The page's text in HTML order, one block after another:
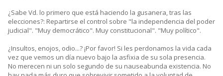
¿Sabe Vd. lo primero que está haciendo la gusanera, tras las
elecciones?: Repartirse el control sobre "la independencia del poder
judicial". "Muy democrático". Muy constitucional". "Muy político".
¿Insultos, enojos, odio...? ¡Por favor! Si les perdonamos la vida cada
vez que vemos un día nuevo bajo la asfixia de su sola presencia.
No merecen ni un solo segundo de su nauseabunda existencia. No